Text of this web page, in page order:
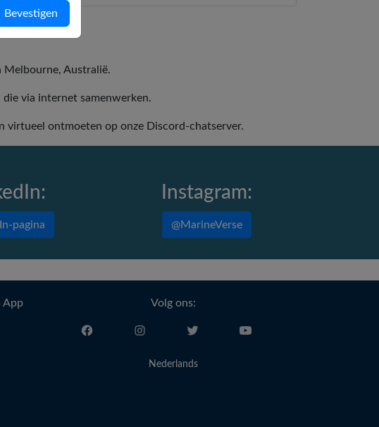
Melbourne, Australië.
via internet samenwerken.
virtueel ontmoeten op onze Discord-chatserver.
pagina
Instagram:
@MarineVerse
App Volg ons:
Nederlands
Bevestigen